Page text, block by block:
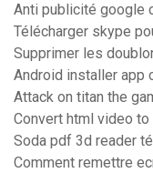
Anti publicité google
Télécharger skype
Supprimer les
Android installer app
Attack on titan the
Convert html video
Soda pdf 3d reader
Comment remettre